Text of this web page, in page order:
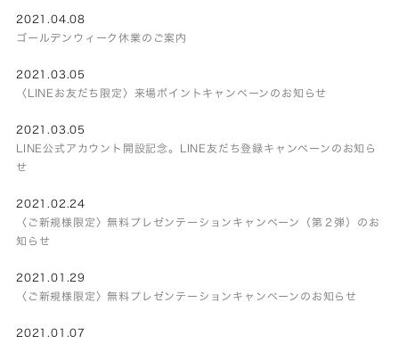
2021.04.08
ゴールデンウィーク休業のご案内
2021.03.05
〈LINEお友だち限定〉来場ポイントキャンペーンのお知らせ
2021.03.05
LINE公式アカウント開設記念。LINE友だち登録キャンペーンのお知ら
せ
2021.02.24
〈ご新規様限定〉無料プレゼンテーションキャンペーン（第２弾）のお
知らせ
2021.01.29
〈ご新規様限定〉無料プレゼンテーションキャンペーンのお知らせ
2021.01.07